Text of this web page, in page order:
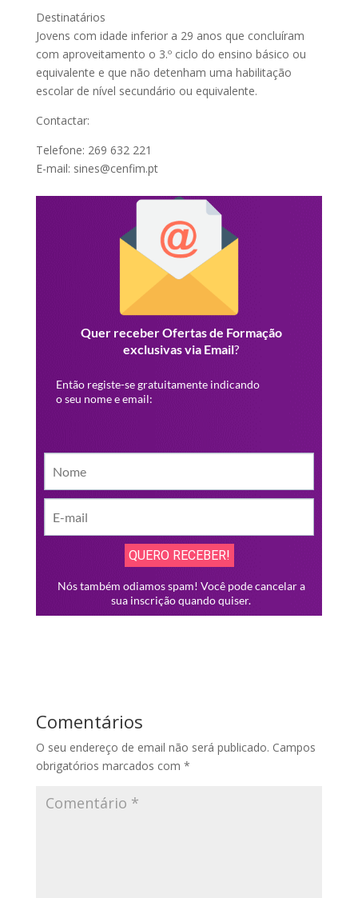
Destinatários
Jovens com idade inferior a 29 anos que concluíram
com aproveitamento o 3.º ciclo do ensino básico ou
equivalente e que não detenham uma habilitação
escolar de nível secundário ou equivalente.
Contactar:
Telefone: 269 632 221
E-mail: sines@cenfim.pt
Comentários
O seu endereço de email não será publicado. Campos
obrigatórios marcados com *